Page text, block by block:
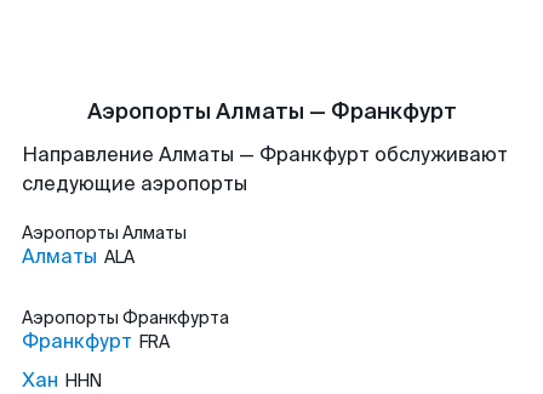
Аэропорты Алматы — Франкфурт
Направление Алматы — Франкфурт обслуживают
следующие аэропорты
Аэропорты Алматы
Алматы ALA
Аэропорты Франкфурта
Франкфурт FRA
Хан HHN